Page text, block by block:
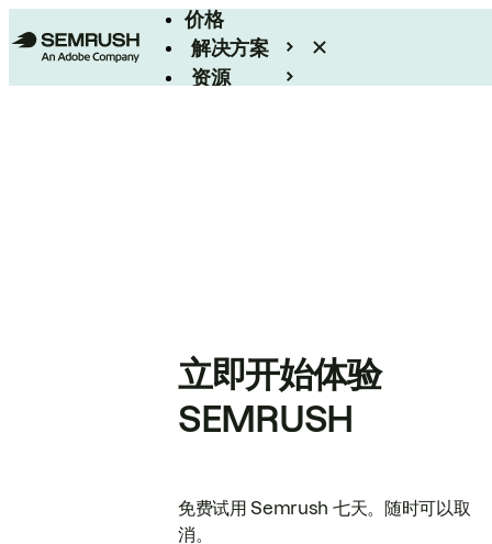
价格
解决方案
资源
立即开始体验
SEMRUSH
免费试用 Semrush 七天。随时可以取
消。